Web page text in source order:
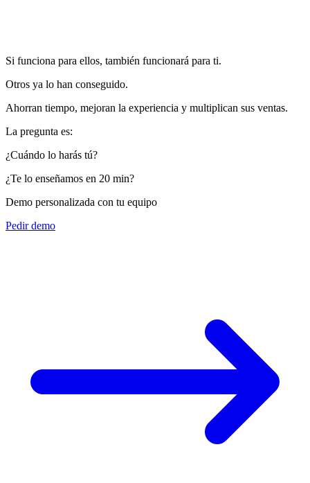
Si funciona para ellos, también funcionará para ti.
Otros ya lo han conseguido.
Ahorran tiempo, mejoran la experiencia y multiplican sus ventas.
La pregunta es:
¿Cuándo lo harás tú?
¿Te lo enseñamos en 20 min?
Demo personalizada con tu equipo
Pedir demo